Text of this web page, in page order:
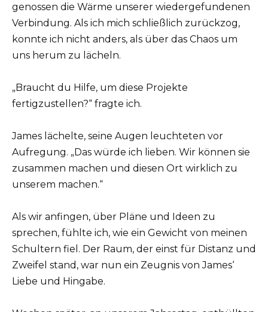
genossen die Wärme unserer wiedergefundenen
Verbindung. Als ich mich schließlich zurückzog,
konnte ich nicht anders, als über das Chaos um
uns herum zu lächeln.
„Braucht du Hilfe, um diese Projekte
fertigzustellen?“ fragte ich.
James lächelte, seine Augen leuchteten vor
Aufregung. „Das würde ich lieben. Wir können sie
zusammen machen und diesen Ort wirklich zu
unserem machen.“
Als wir anfingen, über Pläne und Ideen zu
sprechen, fühlte ich, wie ein Gewicht von meinen
Schultern fiel. Der Raum, der einst für Distanz und
Zweifel stand, war nun ein Zeugnis von James‘
Liebe und Hingabe.